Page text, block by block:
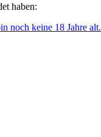
haben:
noch keine 18 Jahre alt.